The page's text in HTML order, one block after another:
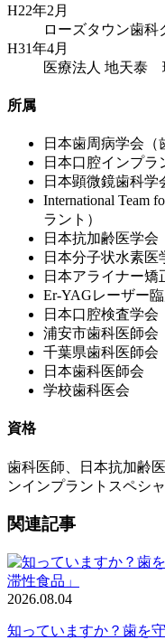
H22年2月
ローズタウン歯
H31年4月
医療法人 地天泰
所属
日本歯周病学会（
日本口腔インプラ
日本顕微鏡歯科学
International Team
ラント）
日本抗加齢医学会
日本分子状水素医
日本アライナー矯
Er-YAGレーザー
日本口腔検査学会
浦安市歯科医師会
千葉県歯科医師会
日本歯科医師会
学校歯科医会
資格
歯科医師、日本抗加齢
ンインプラントスペシ
関連記事
2026.08.04
知っていますか？歯を